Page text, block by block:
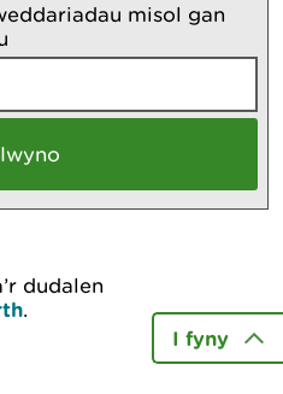
misol gan
dudalen
.
I fyny